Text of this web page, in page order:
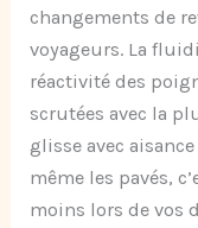
changements de
voyageurs. La
réactivité des
scrutées avec la
glisse avec
même les pavés,
moins lors de vos